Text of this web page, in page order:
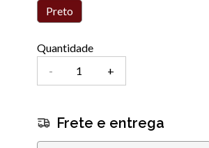
Preto
Quantidade
-
+
Frete e entrega